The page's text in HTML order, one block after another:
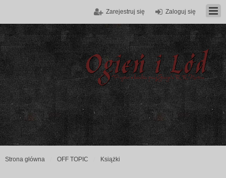
Zaloguj się
Zarejestruj się
Strona główna OFF TOPIC Książki